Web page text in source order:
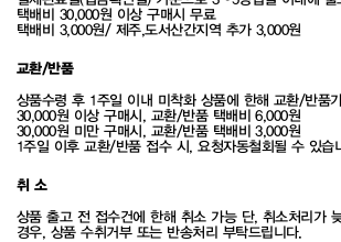
택배비 30,000원 이상 구매시 무료
택배비 3,000원/ 제주,도서산간지역 추가 3,000원
교환/반품
상품수령 후 1주일 이내 미착화 상품에 한해 교환/반품
30,000원 이상 구매시, 교환/반품 택배비 6,000원
30,000원 미만 구매시, 교환/반품 택배비 3,000원
1주일 이후 교환/반품 접수 시, 요청자동철회될 수 있습
취 소
상품 출고 전 접수건에 한해 취소 가능 단, 취소처리가
경우, 상품 수취거부 또는 반송처리 부탁드립니다.